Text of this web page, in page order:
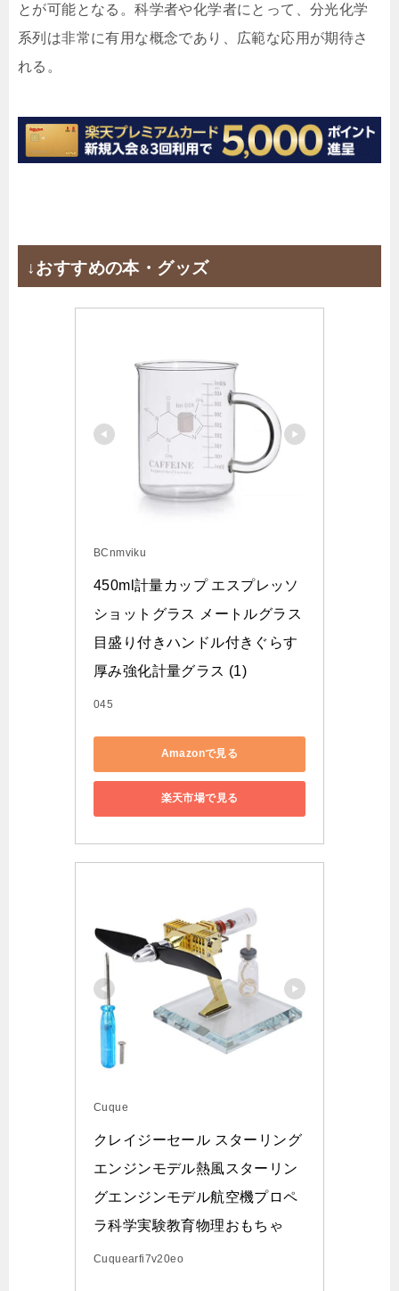
とが可能となる。科学者や化学者にとって、分光化学
系列は非常に有用な概念であり、広範な応用が期待さ
れる。
↓おすすめの本・グッズ
BCnmviku
450ml計量カップ エスプレッソ
ショットグラス メートルグラス
目盛り付きハンドル付きぐらす
厚み強化計量グラス (1)
045
Amazonで見る
楽天市場で見る
Cuque
クレイジーセール スターリング
エンジンモデル熱風スターリン
グエンジンモデル航空機プロペ
ラ科学実験教育物理おもちゃ
Cuquearfi7v20eo